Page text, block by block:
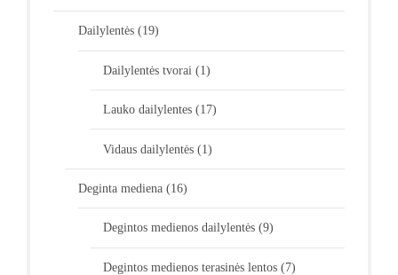
Dailylentės (19)
Dailylentės tvorai (1)
Lauko dailylentes (17)
Vidaus dailylentės (1)
Deginta mediena (16)
Degintos medienos dailylentės (9)
Degintos medienos terasinės lentos (7)